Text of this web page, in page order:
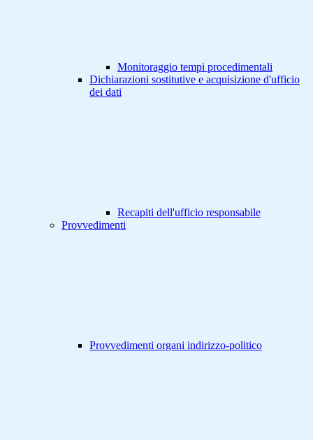
Monitoraggio tempi procedimentali
Dichiarazioni sostitutive e acquisizione d'ufficio
dei dati
Recapiti dell'ufficio responsabile
Provvedimenti
Provvedimenti organi indirizzo-politico